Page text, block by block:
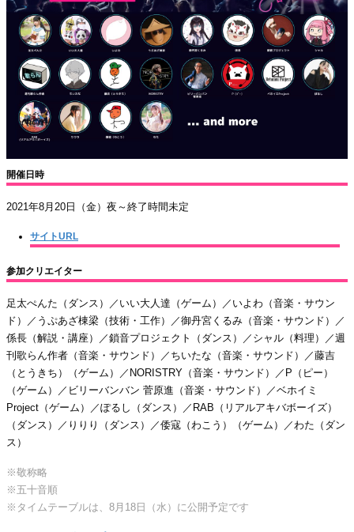
開催日時
2021年8月20日（金）夜～終了時間未定
サイトURL
参加クリエイター
足太ぺんた（ダンス）／いい大人達（ゲーム）／いよわ（音楽・サウン
ド）／うぷあざ棟梁（技術・工作）／御丹宮くるみ（音楽・サウンド）／
係長（解説・講座）／鎖音プロジェクト（ダンス）／シャル（料理）／週
刊歌らん作者（音楽・サウンド）／ちいたな（音楽・サウンド）／藤吉
（とうきち）（ゲーム）／NORISTRY（音楽・サウンド）／P（ピー）
（ゲーム）／ビリーバンバン 菅原進（音楽・サウンド）／ベホイミ
Project（ゲーム）／ぽるし（ダンス）／RAB（リアルアキバボーイズ）
（ダンス）／りりり（ダンス）／倭寇（わこう）（ゲーム）／わた（ダン
ス）
※敬称略
※五十音順
※タイムテーブルは、8月18日（水）に公開予定です